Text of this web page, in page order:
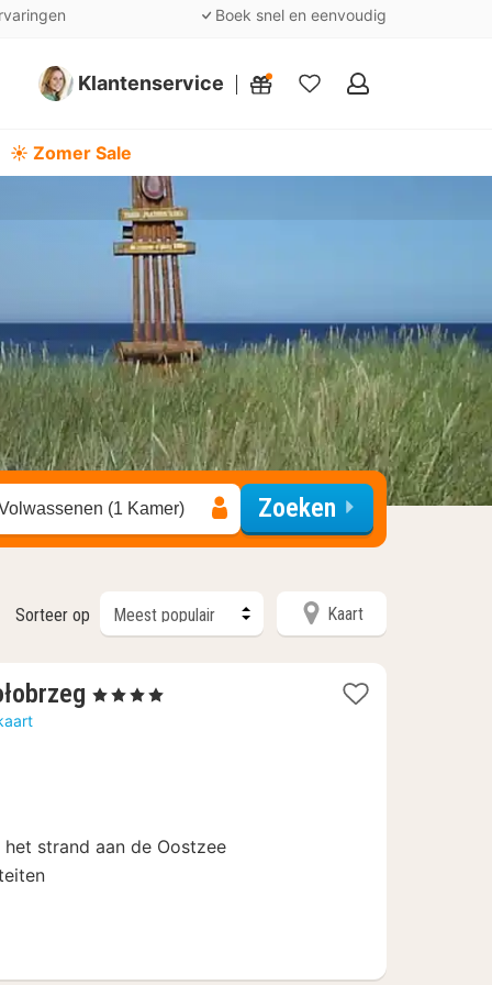
Boek snel en eenvoudig
Klantenservice
Mijn
☀️ Zomer Sale
(1 Kamer) Zoeken
Sorteer op Kaart
2
, 4 Sterren
strand aan de Oostzee